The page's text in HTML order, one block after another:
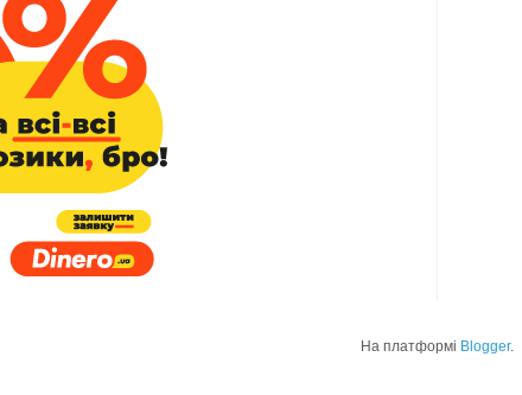
На платформі Blogger.